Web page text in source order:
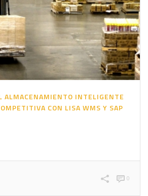
ALMACENAMIENTO INTELIGENTE
CON LISA WMS Y SAP
0